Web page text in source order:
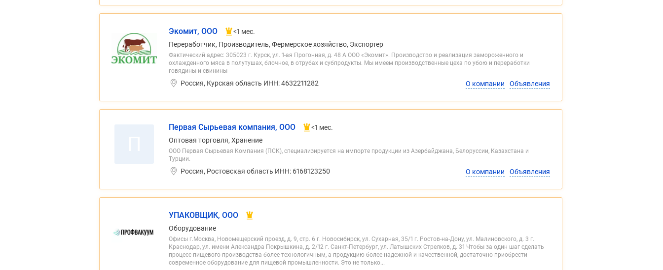
Экомит, ООО
<1 мес.
Переработчик, Производитель, Фермерское хозяйство, Экспортер
Фактический адрес: 305023 г. Курск, ул. 1-ая Прогонная, д. 48 А ООО «Экомит». Производство и реализация замороженного и
охлажденного мяса в полутушах, блочное, в отрубах и субпродукты. Мы имеем производственные цеха по убою и переработки
говядины и свинины
Россия, Курская область ИНН: 4632211282 О компании Объявления
Первая Сырьевая компания, ООО
<1 мес.
Оптовая торговля, Хранение
ООО Первая Сырьевая Компания (ПСК), специализируется на импорте продукции из Азербайджана, Белоруссии, Казахстана и
Турции.
Россия, Ростовская область ИНН: 6168123250 О компании Объявления
УПАКОВЩИК, ООО
Оборудование
Офисы г.Москва, Новомещерский проезд, д. 9, стр. 6 г. Новосибирск, ул. Сухарная, 35/1 г. Ростов-на-Дону, ул. Малиновского, д. 3 г.
Краснодар, ул. имени Александра Покрышкина, д. 2/12 г. Санкт-Петербург, ул. Латышских Стрелков, д. 31 Чтобы за один шаг сделать
процесс пищевого производства более технологичным, а продукцию более надежной и качественной, достаточно приобрести
современное оборудование для пищевой промышленности. Это не только...